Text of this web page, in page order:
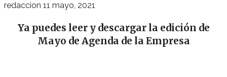
redaccion 11 mayo, 2021
Ya puedes leer y descargar la edición de
Mayo de Agenda de la Empresa